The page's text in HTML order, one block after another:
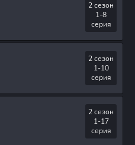
2 сезон
1-8
серия
2 сезон
1-10
серия
2 сезон
1-17
серия